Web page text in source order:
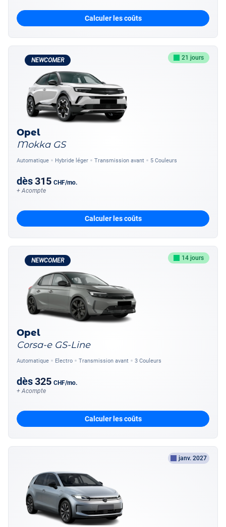
Calculer les coûts
NEWCOMER 21 jours
Opel
Mokka GS
Automatique Hybride léger Transmission avant 5 Couleurs
dès315 CHF/mo.
+ Acompte
Calculer les coûts
NEWCOMER 14 jours
Opel
Corsa-e GS-Line
Automatique Electro Transmission avant 3 Couleurs
dès325 CHF/mo.
+ Acompte
Calculer les coûts
janv. 2027